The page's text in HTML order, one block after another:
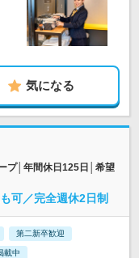
気になる
プ│年間休日125日│希望
可／完全週休2日制
第二新卒歓迎
載中